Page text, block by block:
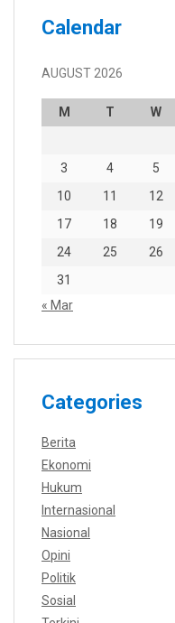
Calendar
AUGUST 2026
M T W
3
4 5
10
11 12
17
18 19
24
25 26
31
« Mar
Categories
Berita
Ekonomi
Hukum
Internasional
Nasional
Opini
Politik
Sosial